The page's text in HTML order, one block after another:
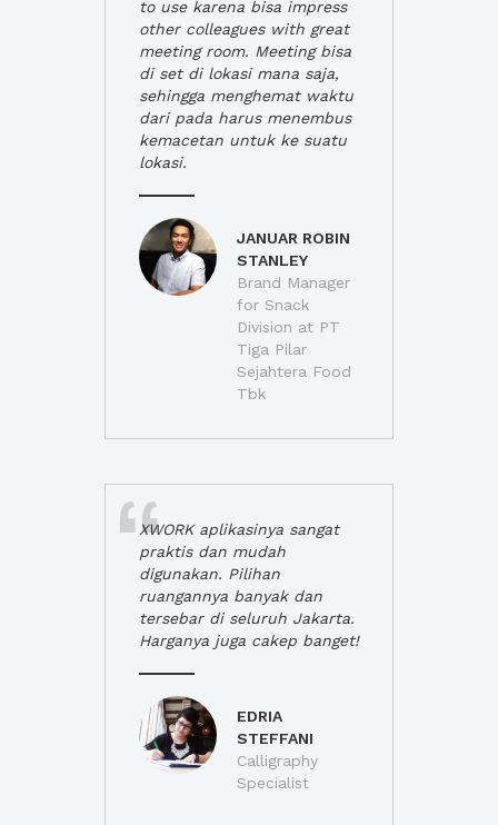
to use karena bisa impress
other colleagues with great
meeting room. Meeting bisa
di set di lokasi mana saja,
sehingga menghemat waktu
dari pada harus menembus
kemacetan untuk ke suatu
lokasi.
JANUAR ROBIN
STANLEY
Brand Manager
for Snack
Division at PT
Tiga Pilar
Sejahtera Food
Tbk
XWORK aplikasinya sangat
praktis dan mudah
digunakan. Pilihan
ruangannya banyak dan
tersebar di seluruh Jakarta.
Harganya juga cakep banget!
EDRIA
STEFFANI
Calligraphy
Specialist